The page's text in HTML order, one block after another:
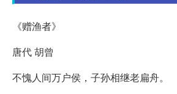
《赠渔者》
唐代 胡曾
不愧人间万户侯，子孙相继老扁舟。